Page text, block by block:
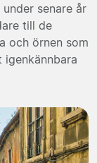
senare år
till de
och örnen som